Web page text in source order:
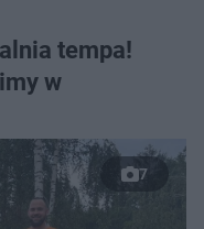
tempa!
w
7